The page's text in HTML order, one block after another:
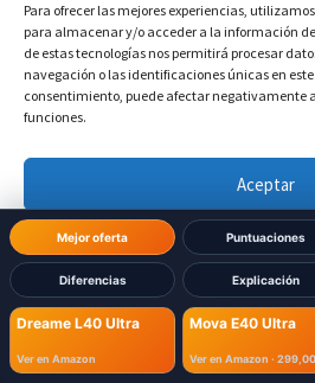
Para ofrecer las mejores experiencias,
para almacenar y/o acceder a la información
de estas tecnologías nos permitirá procesar
navegación o las identificaciones únicas en
consentimiento, puede afectar negativamente
funciones.
Aceptar
Denegar
Ver preferencias
Política de cookies Política de
Mejor oferta Puntuaciones
Diferencias Explicación
Dreame L40 Ultra
Ver en Amazon
Mova E40 Ultra
Ver en Amazon ·
Altura de la base
Dreame L40 Ultra: 590,5 mm
Mova E40 Ultra: 590,5 mm
Profundidad de la base
Dreame L40 Ultra: 456,7 mm
Mova E40 Ultra: 456,7 mm